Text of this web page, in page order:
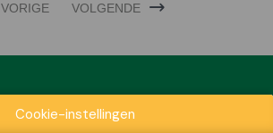
VORIGE VOLGENDE
Exposantenlijst
Cookie-instellingen